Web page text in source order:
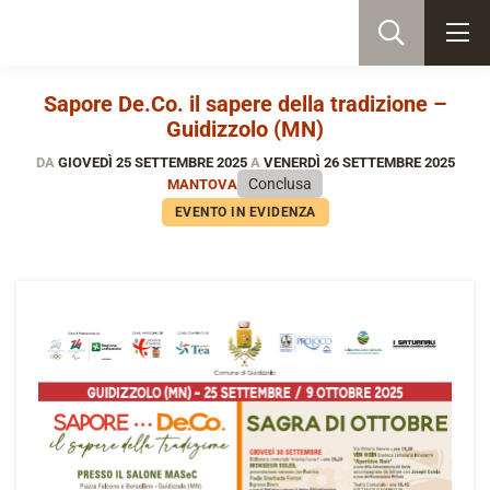
Sapore De.Co. il sapere della tradizione –
Guidizzolo (MN)
DAGIOVEDÌ 25 SETTEMBRE 2025 AVENERDÌ 26 SETTEMBRE 2025
MANTOVA
Conclusa
EVENTO IN EVIDENZA